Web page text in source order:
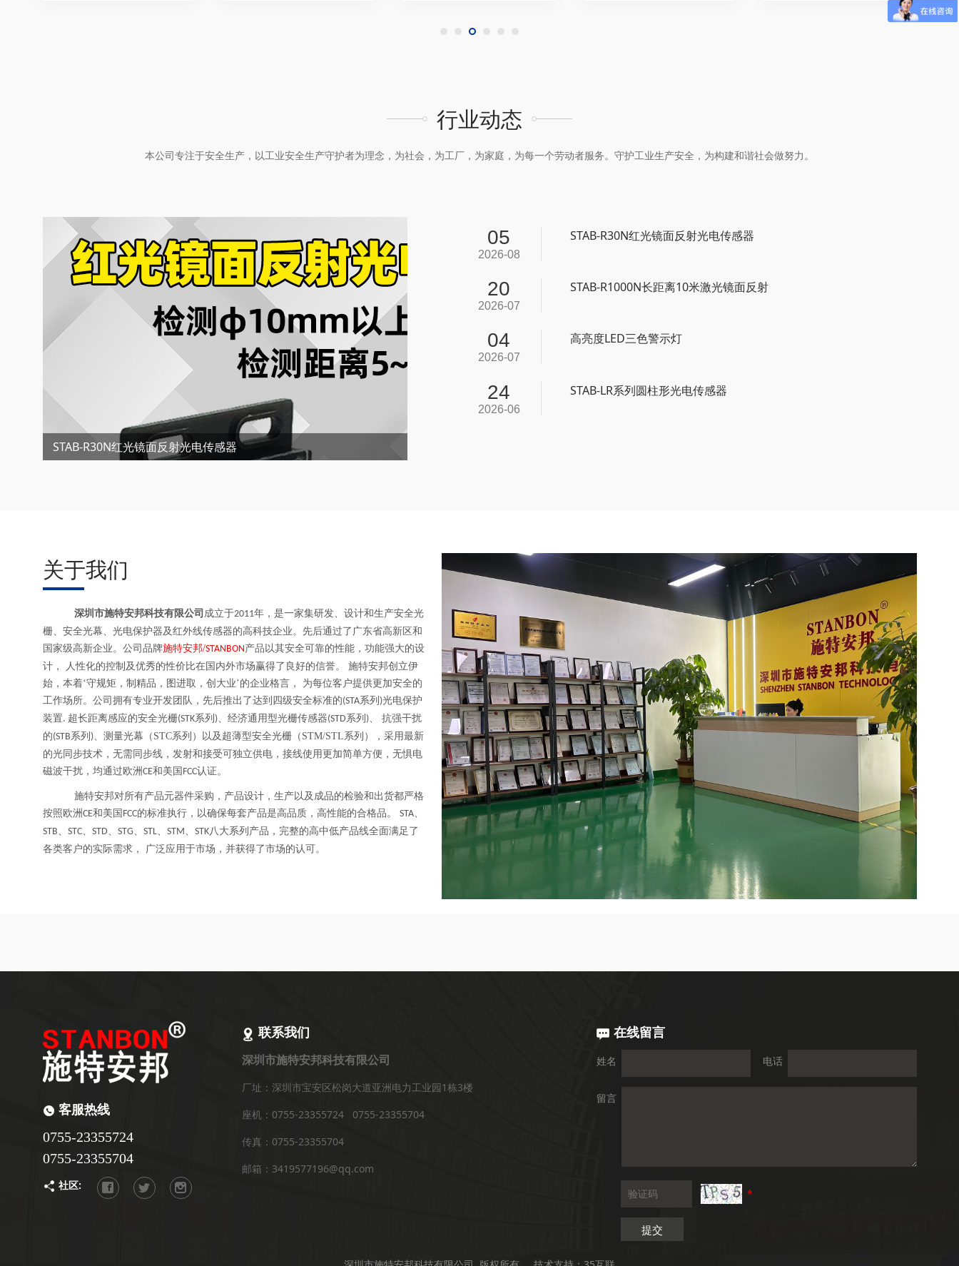
行业动态
本公司专注于安全生产，以工业安全生产守护者为理念，为社会，为工厂，为家庭，为每一个劳动者服务。守护工业生产安全，为构建和谐社会做努力。
STAB-R30N红光镜面反射光电传感器
05
2026-08
STAB-R30N红光镜面反射光电传感器
20
2026-07
STAB-R1000N长距离10米激光镜面反射
04
2026-07
高亮度LED三色警示灯
24
2026-06
STAB-LR系列圆柱形光电传感器
关于我们
深圳市施特安邦科技有限公司 成立于2011年，是一家集研发、设计和生产安全光
栅、安全光幕、光电保护器及红外线传感器的高科技企业。先后通过了广东省高新区和
国家级高新企业。公司品牌施特安邦/STANBON 产品 以其安全可靠的性能，功能强大的设
计，
人性化的控制及优秀的性价比在国内外市场赢得了良好的信誉。 施特安邦创立伊
始，本着‘守规矩，制精品，图进取，创大业’的企业格言， 为每位客户提供更加安全的
工作场所。公司拥有专业开发团队，先后推出了达到四级安全标准的(STA系列 )光电保护
装置. 超长距离感应的安全光栅(STK系列 )、经济通用型光栅传感器(STD 系列 )、 抗强干扰
的(STB 系列 )、测量光幕（STC系列） 以及超薄型安全光栅（STM/STL系列）
，采用最新
的光同步技术，无需同步线，发射和接受可独立供电，接线使用更加简单方便，无惧电
磁波干扰，均通过欧洲CE和美国 FCC认证。
施特安邦对所有产品元器件采购，产品设计，生产以及成品的检验和出货都严格
按照欧洲CE和美国 FCC的标准执行，以确保每套产品是高品质，高性能的合格品。 STA、
STB
STC、 STD STG STL STM STK八大系列产品， 完整的高中低产品线全面满足了
各类客户的实际需求，
广泛应用于市场，并获得了市场的认可。
客服热线
0755-23355724
0755-23355704
社区:
联系我们
深圳市施特安邦科技有限公司
厂址：深圳市宝安区松岗大道亚洲电力工业园1栋3楼
座机：0755-23355724 0755-23355704
传真：0755-23355704
邮箱：3419577196@qq.com
在线留言
姓名 电话
留言
*
提交